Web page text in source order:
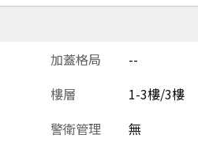
加蓋格局 --
樓層 1-3樓/3樓
警衛管理 無